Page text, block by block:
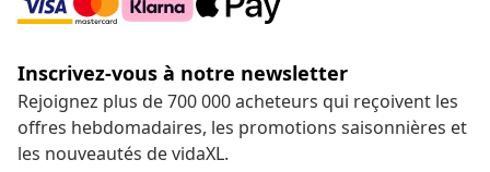
Inscrivez-vous à notre newsletter
Rejoignez plus de 700 000 acheteurs qui reçoivent les
offres hebdomadaires, les promotions saisonnières et
les nouveautés de vidaXL.